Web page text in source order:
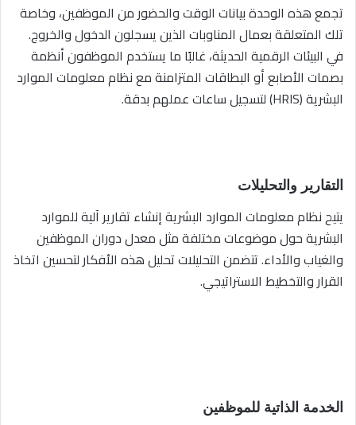
تجمع هذه الوحدة بيانات الوقت والحضور من الموظفين، وخاصة
تلك المتعلقة بعمال المناوبات الذين يسجلون الدخول والخروج.
في البيئات الرقمية الحديثة، غالبًا ما يستخدم الموظفون أنظمة
بصمات الأصابع أو البطاقات المتزامنة مع نظام معلومات الموارد
البشرية (HRIS) لتسجيل ساعات عملهم بدقة.
التقارير والتحليلات
يتيح نظام معلومات الموارد البشرية إنشاء تقارير آلية للموارد
البشرية حول موضوعات مختلفة مثل معدل دوران الموظفين
والغياب والأداء. تتضمن التحليلات تحليل هذه الأفكار لتحسين اتخاذ
القرار والتخطيط الاستراتيجي.
الخدمة الذاتية للموظفين